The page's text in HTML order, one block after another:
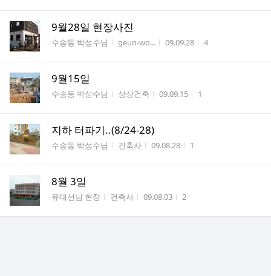
9월28일 현장사진
게시판명
수송동 박성수님 작성자
geun-wo... 작성시간
09.09.28 조회수
4
9월15일
게시판명
수송동 박성수님 작성자
상상건축 작성시간
09.09.15 조회수
1
지하 터파기..(8/24-28)
게시판명
수송동 박성수님 작성자
건축사 작성시간
09.08.28 조회수
1
8월 3일
게시판명
유대선님 현장 작성자
건축사 작성시간
09.08.03 조회수
2